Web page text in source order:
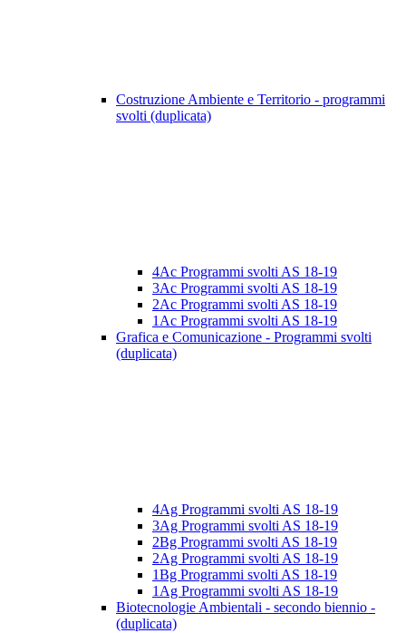
Costruzione Ambiente e Territorio - programmi
svolti (duplicata)
4Ac Programmi svolti AS 18-19
3Ac Programmi svolti AS 18-19
2Ac Programmi svolti AS 18-19
1Ac Programmi svolti AS 18-19
Grafica e Comunicazione - Programmi svolti
(duplicata)
4Ag Programmi svolti AS 18-19
3Ag Programmi svolti AS 18-19
2Bg Programmi svolti AS 18-19
2Ag Programmi svolti AS 18-19
1Bg Programmi svolti AS 18-19
1Ag Programmi svolti AS 18-19
Biotecnologie Ambientali - secondo biennio -
(duplicata)